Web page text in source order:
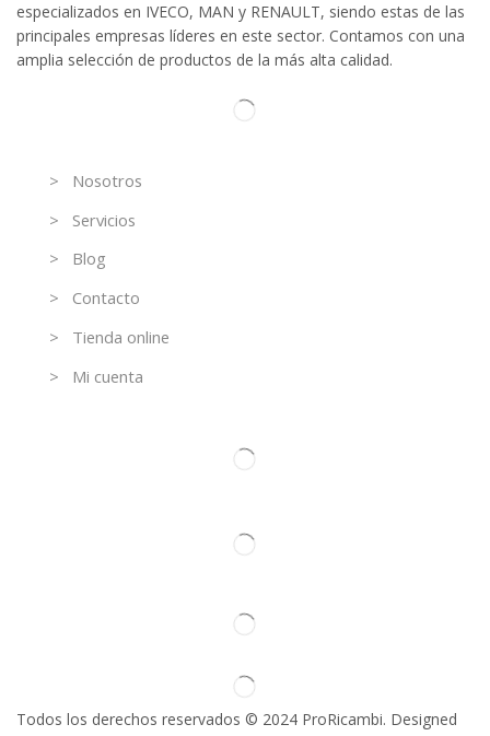
especializados en IVECO, MAN y RENAULT, siendo estas de las
principales empresas líderes en este sector. Contamos con una
amplia selección de productos de la más alta calidad.
> Nosotros
> Servicios
> Blog
> Contacto
> Tienda online
> Mi cuenta
Todos los derechos reservados © 2024 ProRicambi. Designed